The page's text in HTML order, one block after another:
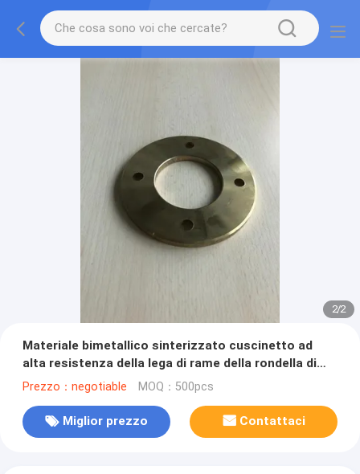
2/2
Materiale bimetallico sinterizzato cuscinetto ad
alta resistenza della lega di rame della rondella di
spinta
Prezzo：negotiable MOQ：500pcs
Miglior prezzo Contattaci